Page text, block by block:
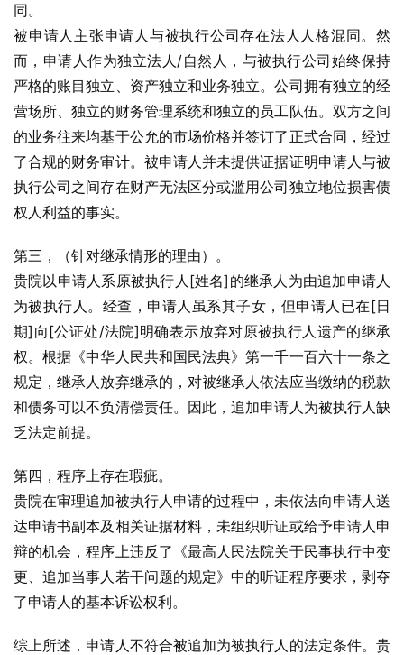
同。
被申请人主张申请人与被执行公司存在法人人格混同。然
而，申请人作为独立法人/自然人，与被执行公司始终保持
严格的账目独立、资产独立和业务独立。公司拥有独立的经
营场所、独立的财务管理系统和独立的员工队伍。双方之间
的业务往来均基于公允的市场价格并签订了正式合同，经过
了合规的财务审计。被申请人并未提供证据证明申请人与被
执行公司之间存在财产无法区分或滥用公司独立地位损害债
权人利益的事实。
第三，（针对继承情形的理由）。
贵院以申请人系原被执行人[姓名]的继承人为由追加申请人
为被执行人。经查，申请人虽系其子女，但申请人已在[日
期]向[公证处/法院]明确表示放弃对原被执行人遗产的继承
权。根据《中华人民共和国民法典》第一千一百六十一条之
规定，继承人放弃继承的，对被继承人依法应当缴纳的税款
和债务可以不负清偿责任。因此，追加申请人为被执行人缺
乏法定前提。
第四，程序上存在瑕疵。
贵院在审理追加被执行人申请的过程中，未依法向申请人送
达申请书副本及相关证据材料，未组织听证或给予申请人申
辩的机会，程序上违反了《最高人民法院关于民事执行中变
更、追加当事人若干问题的规定》中的听证程序要求，剥夺
了申请人的基本诉讼权利。
综上所述，申请人不符合被追加为被执行人的法定条件。贵